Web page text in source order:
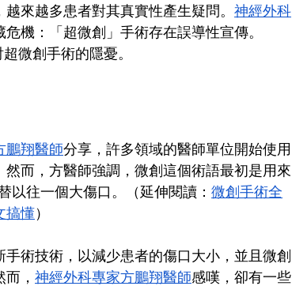
來越多患者對其真實性產生疑問。 神經外科
機：「超微創」手術存在誤導性宣傳。
微創手術的隱憂。
鵬翔醫師分享，許多領域的醫師單位開始使用
然而，方醫師強調，微創這個術語最初是用來
以往一個大傷口。（延伸閱讀： 微創手術全
搞懂）
術技術，以減少患者的傷口大小，並且微創
， 神經外科專家方鵬翔醫師感嘆，卻有一些